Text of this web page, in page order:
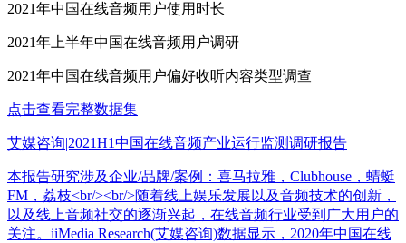
2021年中国在线音频用户使用时长
2021年上半年中国在线音频用户调研
2021年中国在线音频用户偏好收听内容类型调查
点击查看完整数据集
艾媒咨询|2021H1中国在线音频产业运行监测调研报告
本报告研究涉及企业/品牌/案例：喜马拉雅，Clubhouse，蜻蜓
FM，荔枝<br/><br/>随着线上娱乐发展以及音频技术的创新，
以及线上音频社交的逐渐兴起，在线音频行业受到广大用户的
关注。iiMedia Research(艾媒咨询)数据显示，2020年中国在线